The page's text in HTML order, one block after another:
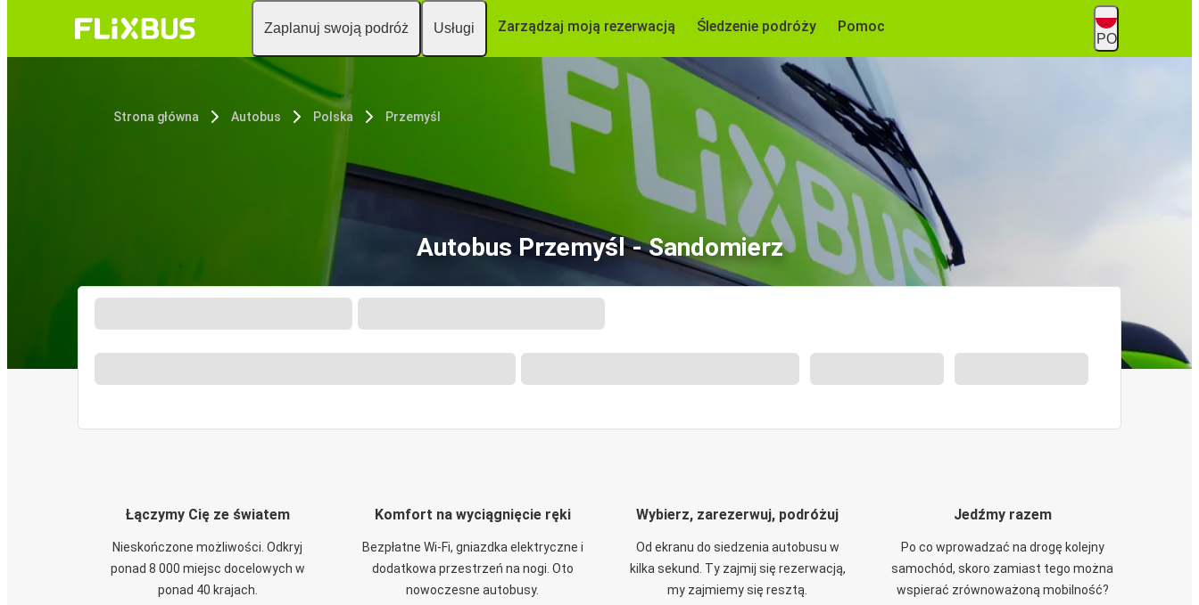
Zaplanuj swoją podróż Usługi Zarządzaj moją rezerwacją Śledzenie podróży Pomoc
PO
Strona główna Autobus Polska Przemyśl
Autobus Przemyśl - Sandomierz
Łączymy Cię ze światem
Nieskończone możliwości. Odkryj
ponad 8 000 miejsc docelowych w
ponad 40 krajach.
Komfort na wyciągnięcie ręki
Bezpłatne Wi-Fi, gniazdka elektryczne i
dodatkowa przestrzeń na nogi. Oto
nowoczesne autobusy.
Wybierz, zarezerwuj, podróżuj
Od ekranu do siedzenia autobusu w
kilka sekund. Ty zajmij się rezerwacją,
my zajmiemy się resztą.
Jedźmy razem
Po co wprowadzać na drogę kolejny
samochód, skoro zamiast tego można
wspierać zrównoważoną mobilność?